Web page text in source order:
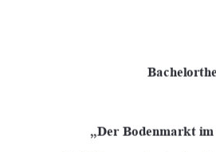
„Der Bodenmarkt